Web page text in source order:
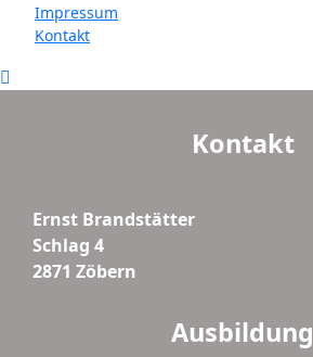
Impressum
Kontakt
Kontakt
Ernst Brandstätter
Schlag 4
2871 Zöbern
Ausbildung